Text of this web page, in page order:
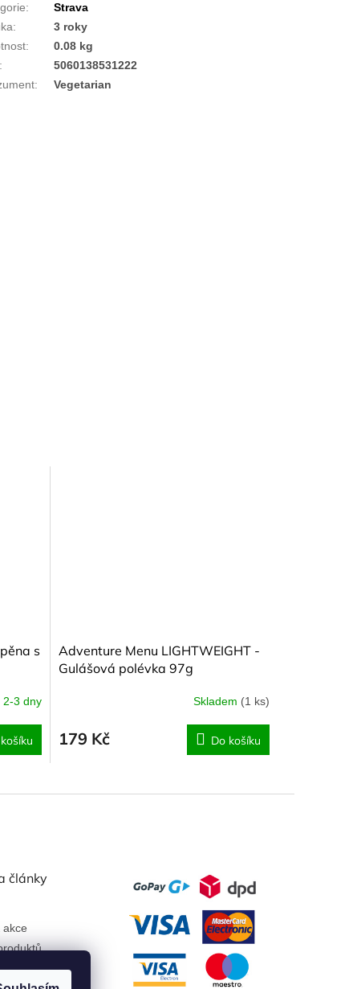
s
2-3 dny
Adventure Menu LIGHTWEIGHT -
Gulášová polévka 97g
Skladem (1 ks)
179 Kč Do košíku
:
Strava
:
3 roky
:
0.08 kg
:
5060138531222
: Vegetarian
články
akce